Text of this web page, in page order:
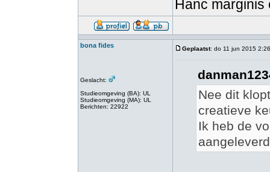
Hanc marginis
bona fides
Geslacht:
Studieomgeving (BA): UL
Studieomgeving (MA): UL
Berichten: 22922
Geplaatst: do 11 jun 2015 2:26
Nee dit
creatieve
Ik heb de